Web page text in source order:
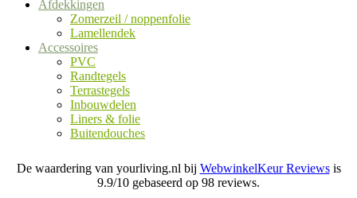
Afdekkingen
Zomerzeil / noppenfolie
Lamellendek
Accessoires
PVC
Randtegels
Terrastegels
Inbouwdelen
Liners & folie
Buitendouches
De waardering van yourliving.nl bij WebwinkelKeur Reviewsis
9.9/10 gebaseerd op 98 reviews.